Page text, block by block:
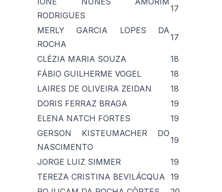
RODRIGUES
17
MERLY GARCIA LOPES DA
ROCHA
17
CLÉZIA MARIA SOUZA
18
FÁBIO GUILHERME VOGEL
18
LAIRES DE OLIVEIRA ZEIDAN
18
DORIS FERRAZ BRAGA
19
ELENA NATCH FORTES
19
GERSON KISTEUMACHER DO
NASCIMENTO
19
JORGE LUIZ SIMMER
19
TEREZA CRISTINA BEVILÁCQUA 19